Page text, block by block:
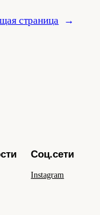
страница →
Соц.сети
Instagram